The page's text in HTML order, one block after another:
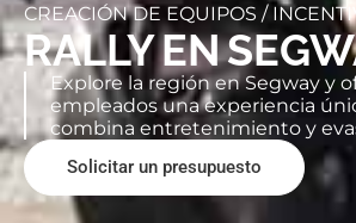
CREACIÓN DE EQUIPOS /
RALLY EN
Explore la región en Segway y
empleados una experiencia
combina entretenimiento y
Solicitar un presupuesto